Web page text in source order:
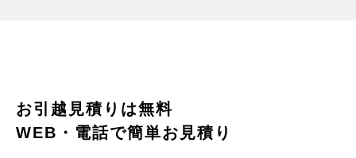
お引越見積りは無料
WEB・電話で簡単お見積り